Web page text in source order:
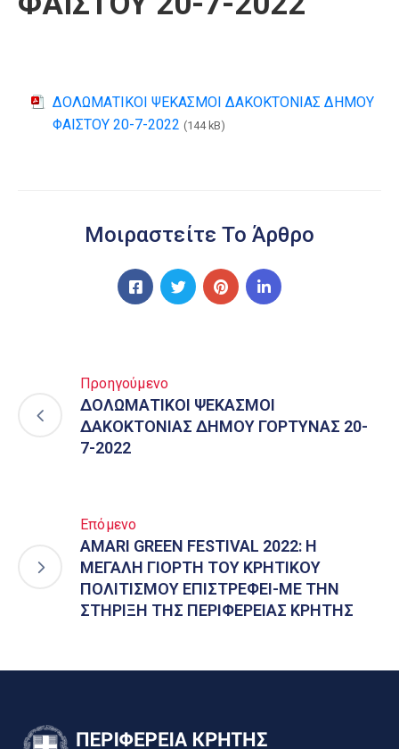
ΔΟΛΩΜΑΤΙΚΟΙ ΨΕΚΑΣΜΟΙ ΔΑΚΟΚΤΟΝΙΑΣ ΔΗΜΟΥ
ΦΑΙΣΤΟΥ 20-7-2022 (144 kB)
Μοιραστείτε Το Άρθρο
Προηγούμενο
ΔΟΛΩΜΑΤΙΚΟΙ ΨΕΚΑΣΜΟΙ
ΔΑΚΟΚΤΟΝΙΑΣ ΔΗΜΟΥ ΓΟΡΤΥΝΑΣ 20-
7-2022
Επόμενο
AMARI GREEN FESTIVAL 2022: Η
ΜΕΓΑΛΗ ΓΙΟΡΤΗ ΤΟΥ ΚΡΗΤΙΚΟΥ
ΠΟΛΙΤΙΣΜΟΥ ΕΠΙΣΤΡΕΦΕΙ-ΜΕ ΤΗΝ
ΣΤΗΡΙΞΗ ΤΗΣ ΠΕΡΙΦΕΡΕΙΑΣ ΚΡΗΤΗΣ